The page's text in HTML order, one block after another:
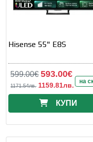
Hisense 55" E8S
599.00€ 593.00€
1171.54лв. 1159.81лв. на
КУПИ